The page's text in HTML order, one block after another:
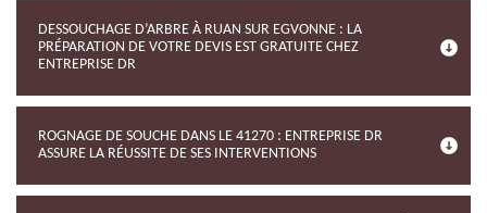
DESSOUCHAGE D’ARBRE À RUAN SUR EGVONNE : LA
PRÉPARATION DE VOTRE DEVIS EST GRATUITE CHEZ
ENTREPRISE DR
ROGNAGE DE SOUCHE DANS LE 41270 : ENTREPRISE DR
ASSURE LA RÉUSSITE DE SES INTERVENTIONS